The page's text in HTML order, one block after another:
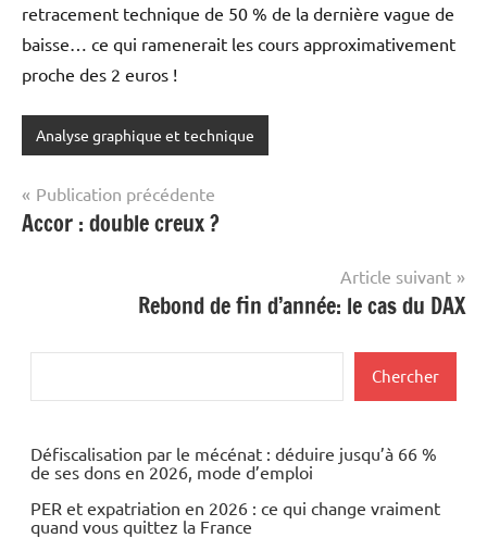
retracement technique de 50 % de la dernière vague de
baisse… ce qui ramenerait les cours approximativement
proche des 2 euros !
Analyse graphique et technique
Navigation
de
Publication précédente
Accor : double creux ?
Article suivant
Rebond de fin d’année: le cas du DAX
Chercher
Défiscalisation par le mécénat : déduire jusqu’à 66 %
de ses dons en 2026, mode d’emploi
PER et expatriation en 2026 : ce qui change vraiment
quand vous quittez la France